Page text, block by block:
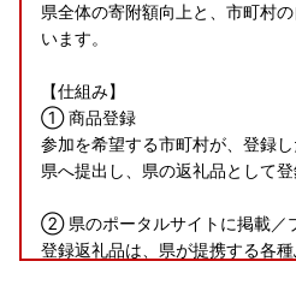
県全体の寄附額向上と、市町村
います。
【仕組み】
① 商品登録
参加を希望する市町村が、登録
県へ提出し、県の返礼品として登
② 県のポータルサイトに掲載／
登録返礼品は、県が提携する各